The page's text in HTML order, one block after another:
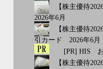
【株主優待
2026年6月
【株主優待
引カード 2026年6月
[PR] HIS
【株主優待